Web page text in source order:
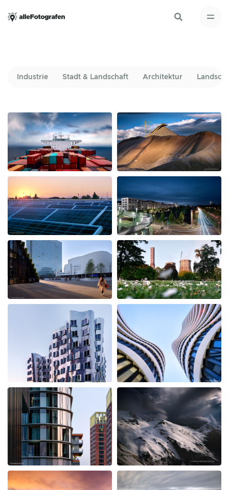
Industrie Stadt & Landschaft Architektur